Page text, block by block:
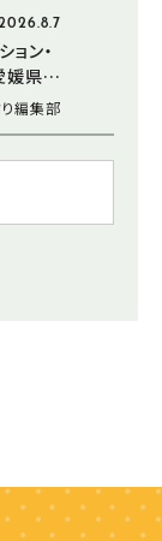
ン・
媛県美
とと
編集部